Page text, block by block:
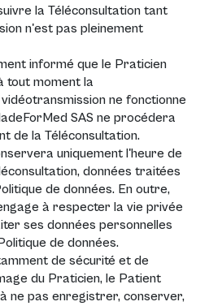
la Téléconsultation tant
n'est pas pleinement
informé que le Praticien
tout moment la
ne fonctionne
SAS ne procédera
de la Téléconsultation.
uniquement l'heure de
données traitées
de données. En outre,
à respecter la vie privée
ses données personnelles
de données.
de sécurité et de
du Praticien, le Patient
ne pas enregistrer, conserver,